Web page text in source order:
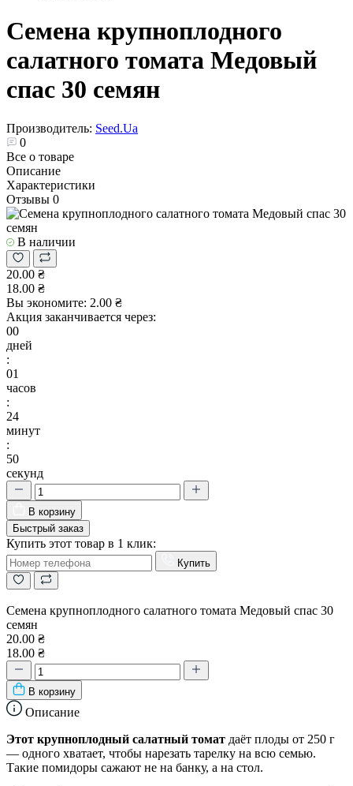
Семена крупноплодного
салатного томата Медовый
спас 30 семян
Производитель: Seed.Ua
0
Все о товаре
Описание
Характеристики
Отзывы 0
В наличии
20.00 ₴
18.00 ₴
Вы экономите: 2.00 ₴
Акция заканчивается через:
00
дней
:
01
часов
:
24
минут
:
50
секунд
В корзину
Быстрый заказ
Купить этот товар в 1 клик:
Купить
Семена крупноплодного салатного томата Медовый спас 30
семян
20.00 ₴
18.00 ₴
В корзину
Описание
Этот крупноплодный салатный томат даёт плоды от 250 г
— одного хватает, чтобы нарезать тарелку на всю семью.
Такие помидоры сажают не на банку, а на стол.